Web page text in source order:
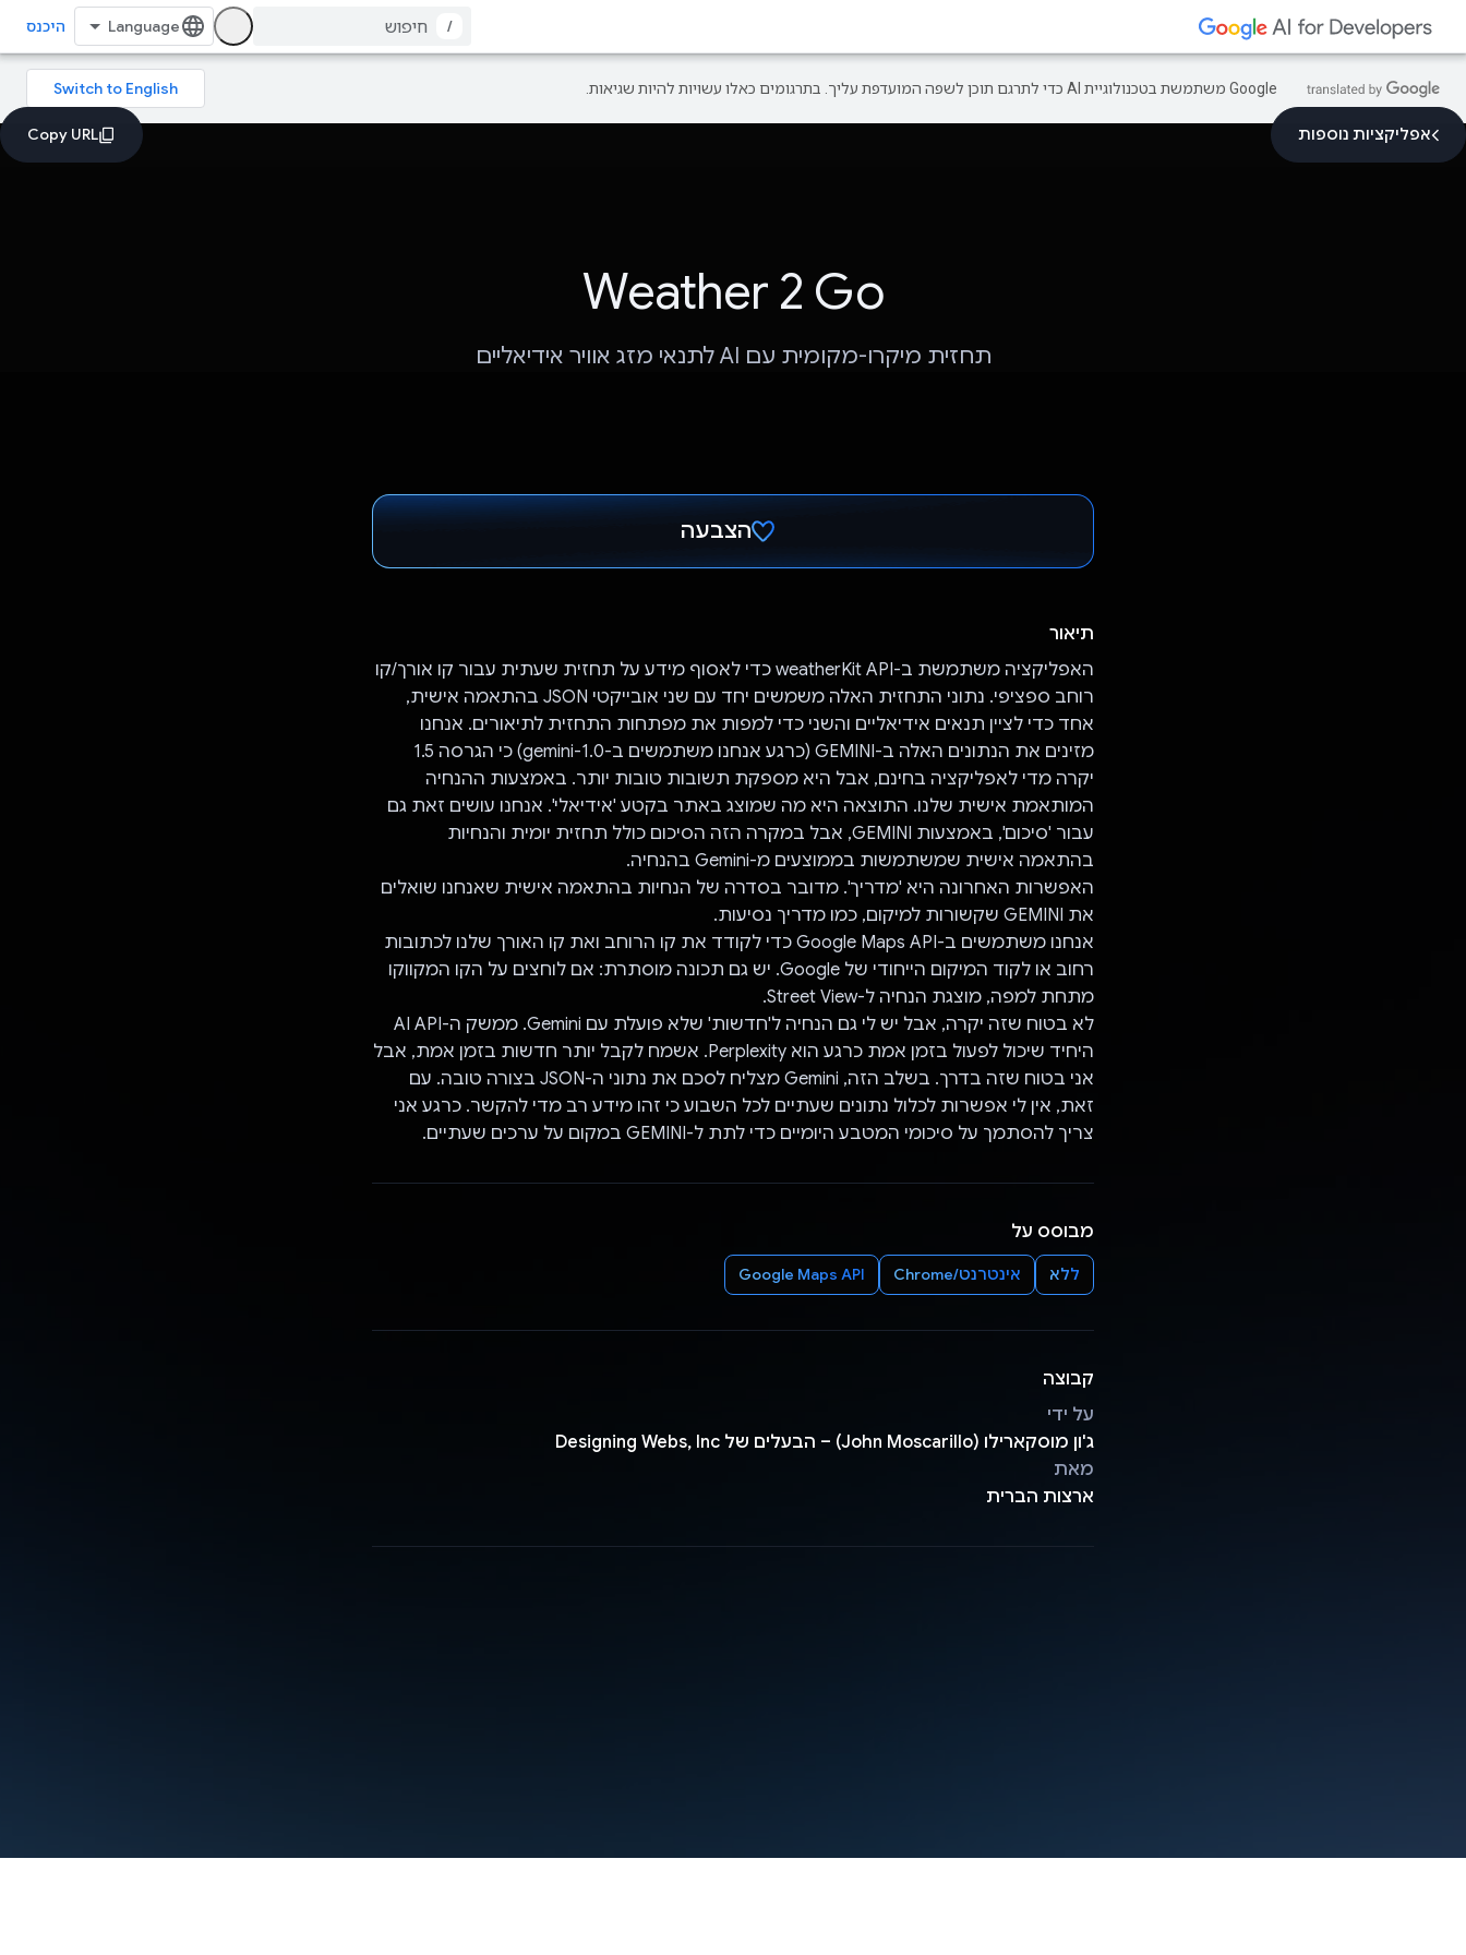
/ היכנס
‫Google משתמשת בטכנולוגיית AI כדי לתרגם תוכן לשפה המועדפת עליך. בתרגומים כאלו עשויות להיות שגיאות.
אפליקציות נוספות
Weather 2 Go
תחזית מיקרו-מקומית עם AI לתנאי מזג אוויר אידיאליים
הצבעה
תיאור
האפליקציה משתמשת ב-weatherKit API כדי לאסוף מידע על תחזית שעתית עבור קו אורך/קו
רוחב ספציפי. נתוני התחזית האלה משמשים יחד עם שני אובייקטי JSON בהתאמה אישית,
אחד כדי לציין תנאים אידיאליים והשני כדי למפות את מפתחות התחזית לתיאורים. אנחנו
מזינים את הנתונים האלה ב-GEMINI (כרגע אנחנו משתמשים ב-gemini-1.0) כי הגרסה 1.5
יקרה מדי לאפליקציה בחינם, אבל היא מספקת תשובות טובות יותר. באמצעות ההנחיה
המותאמת אישית שלנו. התוצאה היא מה שמוצג באתר בקטע 'אידיאלי'. אנחנו עושים זאת גם
עבור 'סיכום', באמצעות GEMINI, אבל במקרה הזה הסיכום כולל תחזית יומית והנחיות
בהתאמה אישית שמשתמשות בממוצעים מ-Gemini בהנחיה.
האפשרות האחרונה היא 'מדריך'. מדובר בסדרה של הנחיות בהתאמה אישית שאנחנו שואלים
את GEMINI שקשורות למיקום, כמו מדריך נסיעות.
אנחנו משתמשים ב-Google Maps API כדי לקודד את קו הרוחב ואת קו האורך שלנו לכתובות
רחוב או לקוד המיקום הייחודי של Google. יש גם תכונה מוסתרת: אם לוחצים על הקו המקווקו
מתחת למפה, מוצגת הנחיה ל-Street View.
לא בטוח שזה יקרה, אבל יש לי גם הנחיה ל'חדשות' שלא פועלת עם Gemini. ממשק ה-AI API
היחיד שיכול לפעול בזמן אמת כרגע הוא Perplexity. אשמח לקבל יותר חדשות בזמן אמת, אבל
אני בטוח שזה בדרך. בשלב הזה, Gemini מצליח לסכם את נתוני ה-JSON בצורה טובה. עם
זאת, אין לי אפשרות לכלול נתונים שעתיים לכל השבוע כי זהו מידע רב מדי להקשר. כרגע אני
צריך להסתמך על סיכומי המטבע היומיים כדי לתת ל-GEMINI במקום על ערכים שעתיים.
מבוסס על
ללא אינטרנט/Chrome Google Maps API
קבוצה
על ידי
ג'ון מוסקארילו (John Moscarillo) – הבעלים של Designing Webs, Inc
מאת
ארצות הברית